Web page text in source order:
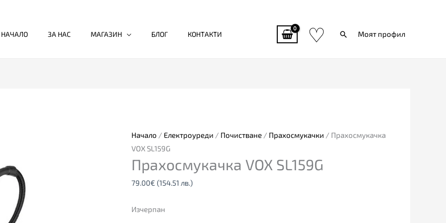
НАЧАЛО ЗА НАС МАГАЗИН БЛОГ КОНТАКТИ ♡ ТърсиМоят профил
Начало / Електроуреди / Почистване / Прахосмукачки / Прахосмукачка
VOX SL159G
Прахосмукачка VOX SL159G
79.00€ (154.51 лв.)
Изчерпан